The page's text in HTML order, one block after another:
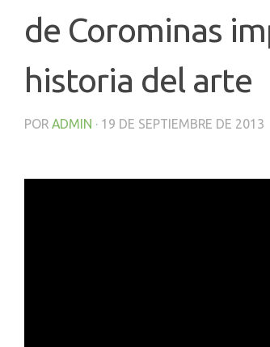
de Corominas
historia del arte
POR ADMIN · 19 DE SEPTIEMBRE DE 2013